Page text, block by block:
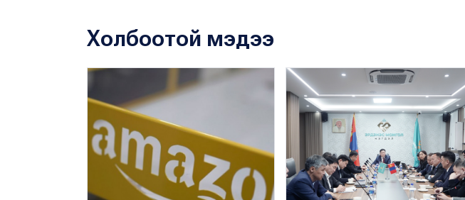
Холбоотой мэдээ